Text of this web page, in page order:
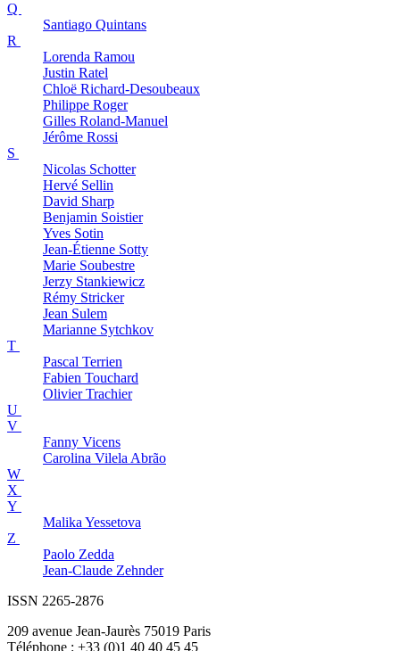
Q
Santiago Quintans
R
Lorenda Ramou
Justin Ratel
Chloë Richard-Desoubeaux
Philippe Roger
Gilles Roland-Manuel
Jérôme Rossi
S
Nicolas Schotter
Hervé Sellin
David Sharp
Benjamin Soistier
Yves Sotin
Jean-Étienne Sotty
Marie Soubestre
Jerzy Stankiewicz
Rémy Stricker
Jean Sulem
Marianne Sytchkov
T
Pascal Terrien
Fabien Touchard
OlivierTrachier
U
V
Fanny Vicens
Carolina Vilela Abrão
W
X
Y
Malika Yessetova
Z
Paolo Zedda
Jean-Claude Zehnder
ISSN 2265-2876
209 avenue Jean-Jaurès 75019 Paris
Téléphone : +33 (0)1 40 40 45 45